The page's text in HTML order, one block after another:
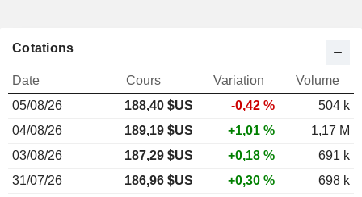
Cotations
Date Cours Variation
Volume
05/08/26
188,40 $US -0,42 %
504 k
04/08/26
189,19 $US +1,01 %
1,17 M
03/08/26
187,29 $US +0,18 %
691 k
31/07/26
186,96 $US +0,30 %
698 k